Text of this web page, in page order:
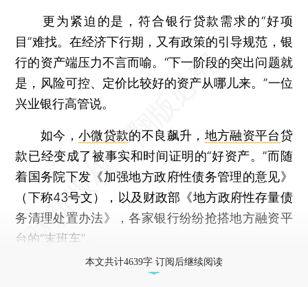
更为紧迫的是，符合银行贷款需求的“好项
目”难找。在经济下行期，又有政策的引导规范，银
行的资产端压力不言而喻。“下一阶段的突出问题就
是，风险可控、定价比较好的资产从哪儿来。”一位
兴业银行高管说。
如今，小微贷款的不良飙升， 地方融资平台贷
款已经变成了被事实和时间证明的“好资产。”而随
着国务院下发《加强地方政府性债务管理的意见》
（下称43号文），以及财政部《地方政府性存量债
务清理处置办法》，各家银行纷纷抢搭地方融资平
台的“末班车”。
本文共计4639字 订阅后继续阅读